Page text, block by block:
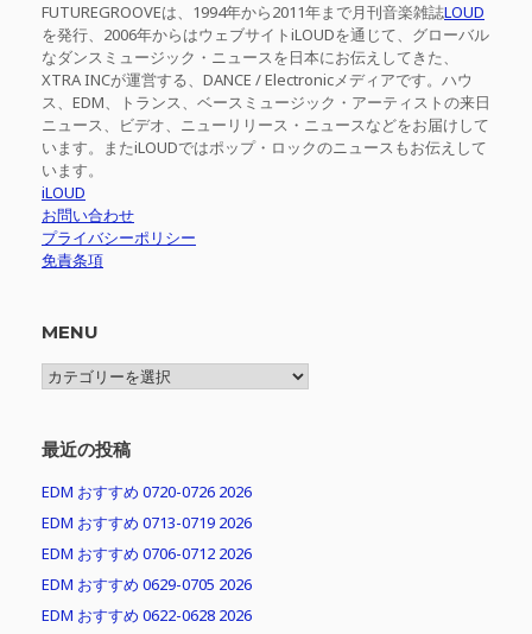
FUTUREGROOVEは、1994年から2011年まで月刊音楽雑誌LOUD
を発行、2006年からはウェブサイトiLOUDを通じて、グローバル
なダンスミュージック・ニュースを日本にお伝えしてきた、
XTRA INCが運営する、DANCE / Electronicメディアです。ハウ
ス、EDM、トランス、ベースミュージック・アーティストの来日
ニュース、ビデオ、ニューリリース・ニュースなどをお届けして
います。またiLOUDではポップ・ロックのニュースもお伝えして
います。
iLOUD
お問い合わせ
プライバシーポリシー
免責条項
MENU
MENU
最近の投稿
EDM おすすめ 0720-0726 2026
EDM おすすめ 0713-0719 2026
EDM おすすめ 0706-0712 2026
EDM おすすめ 0629-0705 2026
EDM おすすめ 0622-0628 2026